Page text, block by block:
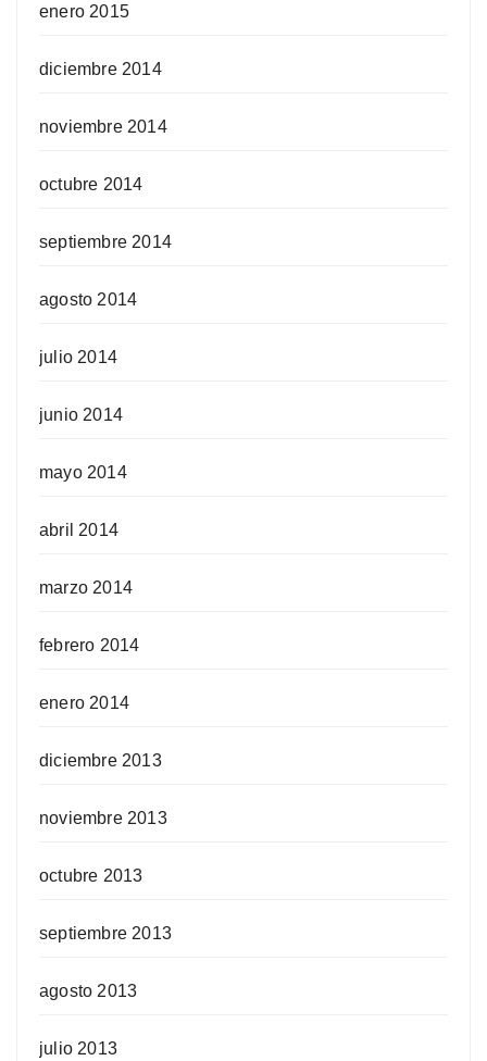
enero 2015
diciembre 2014
noviembre 2014
octubre 2014
septiembre 2014
agosto 2014
julio 2014
junio 2014
mayo 2014
abril 2014
marzo 2014
febrero 2014
enero 2014
diciembre 2013
noviembre 2013
octubre 2013
septiembre 2013
agosto 2013
julio 2013